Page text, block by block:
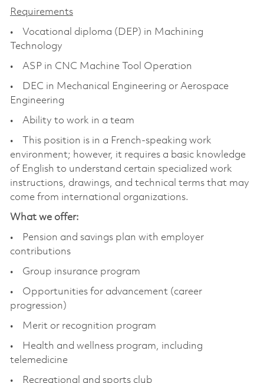
Requirements
• Vocational diploma (DEP) in Machining
Technology
• ASP in CNC Machine Tool Operation
• DEC in Mechanical Engineering or Aerospace
Engineering
• Ability to work in a team
• This position is in a French-speaking work
environment; however, it requires a basic knowledge
of English to understand certain specialized work
instructions, drawings, and technical terms that may
come from international organizations.
What we offer:
• Pension and savings plan with employer
contributions
• Group insurance program
• Opportunities for advancement (career
progression)
• Merit or recognition program
• Health and wellness program, including
telemedicine
• Recreational and sports club